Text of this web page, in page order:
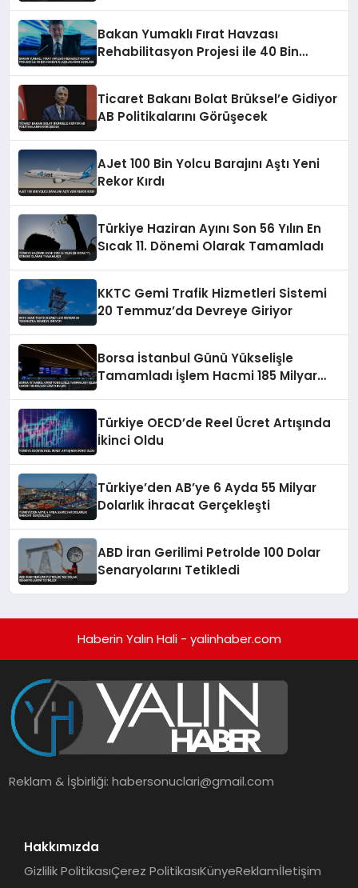
Bakan Yumaklı Fırat Havzası
Rehabilitasyon Projesi ile 40 Bin
Ticaret Bakanı Bolat Brüksel’e Gidiyor
AB Politikalarını Görüşecek
AJet 100 Bin Yolcu Barajını Aştı Yeni
Rekor Kırdı
Türkiye Haziran Ayını Son 56 Yılın En
Sıcak 11. Dönemi Olarak Tamamladı
KKTC Gemi Trafik Hizmetleri Sistemi
20 Temmuz’da Devreye Giriyor
Borsa İstanbul Günü Yükselişle
Tamamladı İşlem Hacmi 185 Milyar
Türkiye OECD’de Reel Ücret Artışında
İkinci Oldu
Türkiye’den AB’ye 6 Ayda 55 Milyar
Dolarlık İhracat Gerçekleşti
ABD İran Gerilimi Petrolde 100 Dolar
Senaryolarını Tetikledi
Haberin Yalın Hali - yalinhaber.com
Reklam & İşbirliği:habersonuclari@gmail.com
Hakkımızda
Gizlilik PolitikasıÇerez PolitikasıKünyeReklamİletişim